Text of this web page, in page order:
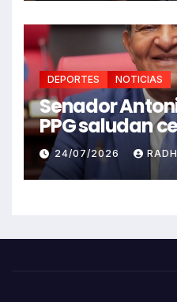
DEPORTES NOTICIAS
Senador
PPG saludan
Juegos
24/07/2026